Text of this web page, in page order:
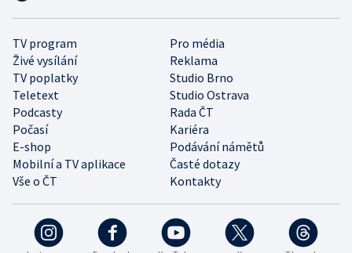
TV program
Pro média
Živé vysílání
Reklama
TV poplatky
Studio Brno
Teletext
Studio Ostrava
Podcasty
Rada ČT
Počasí
Kariéra
E-shop
Podávání námětů
Mobilní a TV aplikace
Časté dotazy
Vše o ČT
Kontakty